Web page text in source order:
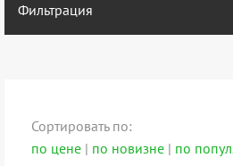
Фильтрация
Сортировать по:
по цене | по новизне | по